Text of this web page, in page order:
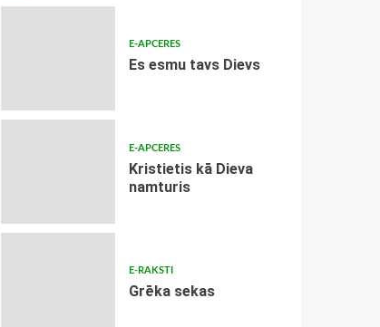
E-APCERES
Es esmu tavs Dievs
E-APCERES
Kristietis kā Dieva
namturis
E-RAKSTI
Grēka sekas